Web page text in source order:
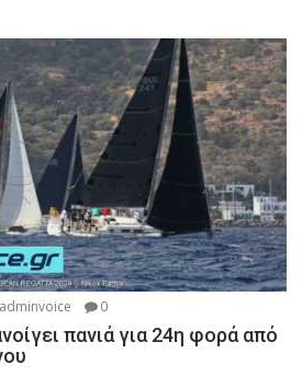
adminvoice 0
πανιά για 24η φορά από